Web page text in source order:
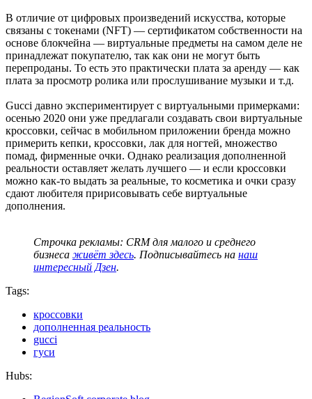
В отличие от цифровых произведений искусства, которые
связаны с токенами (NFT) — сертификатом собственности на
основе блокчейна — виртуальные предметы на самом деле не
принадлежат покупателю, так как они не могут быть
перепроданы. То есть это практически плата за аренду — как
плата за просмотр ролика или прослушивание музыки и т.д.
Gucci давно экспериментирует с виртуальными примерками:
осенью 2020 они уже предлагали создавать свои виртуальные
кроссовки, сейчас в мобильном приложении бренда можно
примерить кепки, кроссовки, лак для ногтей, множество
помад, фирменные очки. Однако реализация дополненной
реальности оставляет желать лучшего — и если кроссовки
можно как-то выдать за реальные, то косметика и очки сразу
сдают любителя пририсовывать себе виртуальные
дополнения.
Строчка рекламы: CRM для малого и среднего
бизнеса живёт здесь. Подписывайтесь на наш
интересный Дзен.
Tags:
кроссовки
дополненная реальность
gucci
гуси
Hubs: